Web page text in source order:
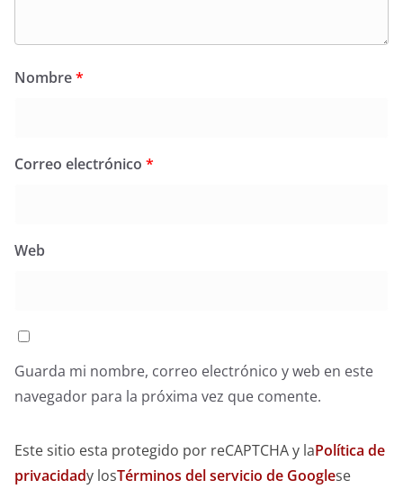
Nombre*
Correo electrónico *
Web
Guarda mi nombre, correo electrónico y web en este
navegador para la próxima vez que comente.
Este sitio esta protegido por reCAPTCHA y laPolítica de
privacidady losTérminos del servicio de Googlese